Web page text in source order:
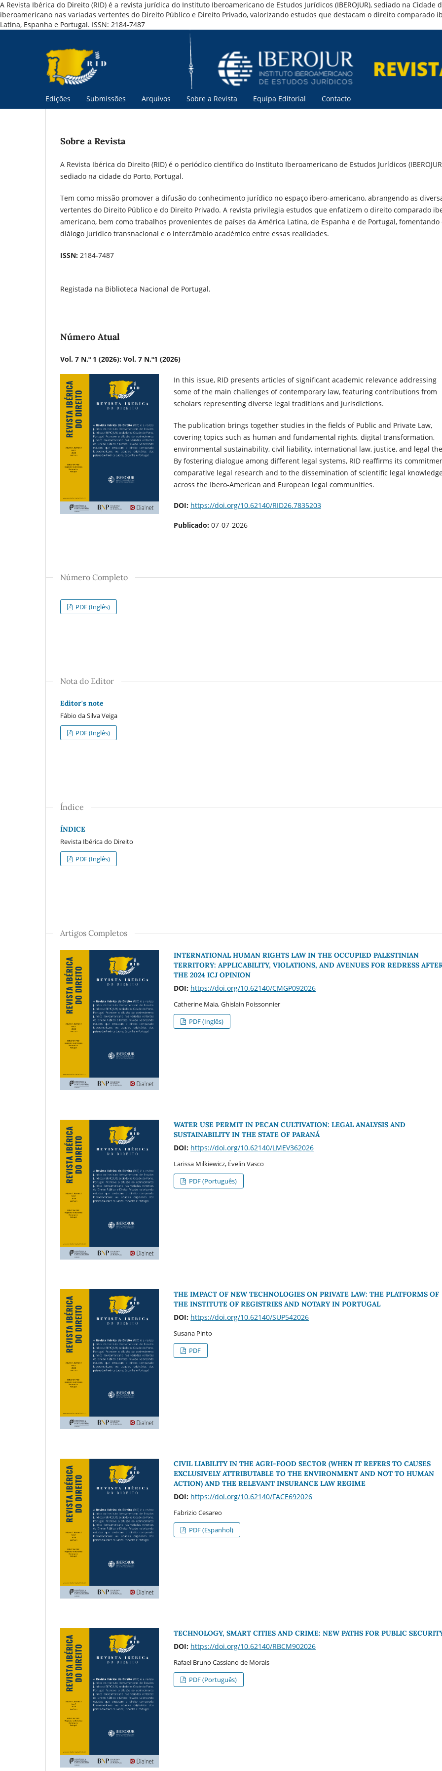
A Revista Ibérica do Direito (RID) é a revista jurídica do Instituto Iberoamericano de Estudos Jurídicos (IBEROJUR), sediado na
iberoamericano nas variadas vertentes do Direito Público e Direito Privado, valorizando estudos que destacam o direito comparado
Latina, Espanha e Portugal. ISSN: 2184-7487
Edições Submissões Arquivos Sobre a Revista Equipa Editorial Contacto
Sobre a Revista
A Revista Ibérica do Direito (RID) é o periódico científico do Instituto Iberoamericano de Estudos Jurídicos
sediado na cidade do Porto, Portugal.
Tem como missão promover a difusão do conhecimento jurídico no espaço ibero-americano, abrangendo as
vertentes do Direito Público e do Direito Privado. A revista privilegia estudos que enfatizem o direito comparado
americano, bem como trabalhos provenientes de países da América Latina, de Espanha e de Portugal, fomentando
diálogo jurídico transnacional e o intercâmbio académico entre essas realidades.
ISSN: 2184-7487
Registada na Biblioteca Nacional de Portugal.
Número Atual
Vol. 7 N.º 1 (2026): Vol. 7 N.º1 (2026)
In this issue, RID presents articles of significant academic relevance addressing
some of the main challenges of contemporary law, featuring contributions from
scholars representing diverse legal traditions and jurisdictions.
The publication brings together studies in the fields of Public and Private Law,
covering topics such as human and fundamental rights, digital transformation,
environmental sustainability, civil liability, international law, justice, and legal
By fostering dialogue among different legal systems, RID reaffirms its
comparative legal research and to the dissemination of scientific legal
across the Ibero-American and European legal communities.
DOI: https://doi.org/10.62140/RID26.7835203
Publicado: 07-07-2026
Número Completo
PDF (Inglês)
Nota do Editor
Editor's note
Fábio da Silva Veiga
PDF (Inglês)
Índice
ÍNDICE
Revista Ibérica do Direito
PDF (Inglês)
Artigos Completos
INTERNATIONAL HUMAN RIGHTS LAW IN THE OCCUPIED PALESTINIAN
TERRITORY: APPLICABILITY, VIOLATIONS, AND AVENUES FOR REDRESS
THE 2024 ICJ OPINION
DOI: https://doi.org/10.62140/CMGP092026
Catherine Maia, Ghislain Poissonnier
PDF (Inglês)
WATER USE PERMIT IN PECAN CULTIVATION: LEGAL ANALYSIS AND
SUSTAINABILITY IN THE STATE OF PARANÁ
DOI: https://doi.org/10.62140/LMEV362026
Larissa Milkiewicz, Évelin Vasco
PDF (Português)
THE IMPACT OF NEW TECHNOLOGIES ON PRIVATE LAW: THE PLATFORMS OF
THE INSTITUTE OF REGISTRIES AND NOTARY IN PORTUGAL
DOI: https://doi.org/10.62140/SUP542026
Susana Pinto
PDF
CIVIL LIABILITY IN THE AGRI-FOOD SECTOR (WHEN IT REFERS TO CAUSES
EXCLUSIVELY ATTRIBUTABLE TO THE ENVIRONMENT AND NOT TO HUMAN
ACTION) AND THE RELEVANT INSURANCE LAW REGIME
DOI: https://doi.org/10.62140/FACE692026
Fabrizio Cesareo
PDF (Espanhol)
TECHNOLOGY, SMART CITIES AND CRIME: NEW PATHS FOR PUBLIC
DOI: https://doi.org/10.62140/RBCM902026
Rafael Bruno Cassiano de Morais
PDF (Português)